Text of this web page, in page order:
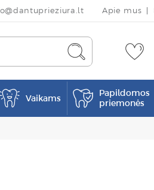
Apie mus
Vaikams
Papildomos
priemonės